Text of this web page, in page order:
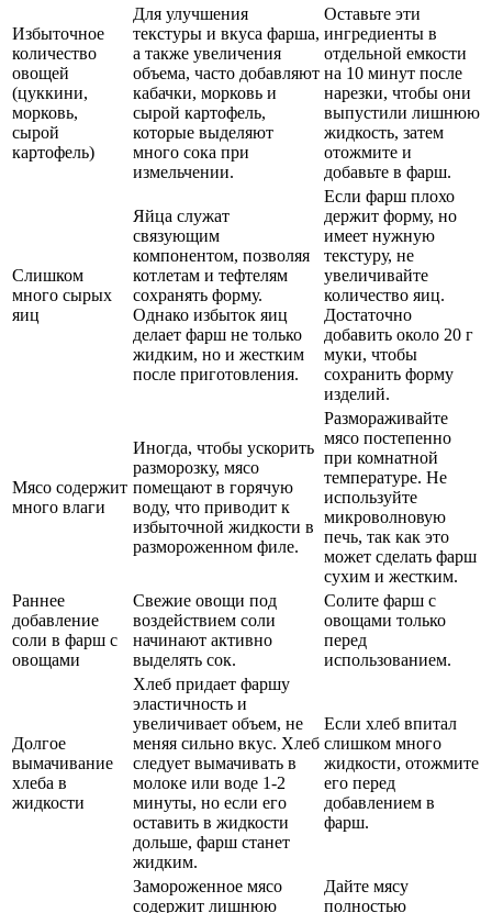
Избыточное
количество
овощей
(цуккини,
морковь,
сырой
картофель)
Для улучшения
текстуры и вкуса фарша,
а также увеличения
объема, часто добавляют
кабачки, морковь и
сырой картофель,
которые выделяют
много сока при
измельчении.
Оставьте эти
ингредиенты в
отдельной емкости
на 10 минут после
нарезки, чтобы они
выпустили лишнюю
жидкость, затем
отожмите и
добавьте в фарш.
Слишком
много сырых
яиц
Яйца служат
связующим
компонентом, позволяя
котлетам и тефтелям
сохранять форму.
Однако избыток яиц
делает фарш не только
жидким, но и жестким
после приготовления.
Если фарш плохо
держит форму, но
имеет нужную
текстуру, не
увеличивайте
количество яиц.
Достаточно
добавить около 20 г
муки, чтобы
сохранить форму
изделий.
Мясо содержит
много влаги
Иногда, чтобы ускорить
разморозку, мясо
помещают в горячую
воду, что приводит к
избыточной жидкости в
размороженном филе.
Размораживайте
мясо постепенно
при комнатной
температуре. Не
используйте
микроволновую
печь, так как это
может сделать фарш
сухим и жестким.
Раннее
добавление
соли в фарш с
овощами
Свежие овощи под
воздействием соли
начинают активно
выделять сок.
Солите фарш с
овощами только
перед
использованием.
Долгое
вымачивание
хлеба в
жидкости
Хлеб придает фаршу
эластичность и
увеличивает объем, не
меняя сильно вкус. Хлеб
следует вымачивать в
молоке или воде 1-2
минуты, но если его
оставить в жидкости
дольше, фарш станет
жидким.
Если хлеб впитал
слишком много
жидкости, отожмите
его перед
добавлением в
фарш.
Замороженное мясо
содержит лишнюю
Дайте мясу
полностью